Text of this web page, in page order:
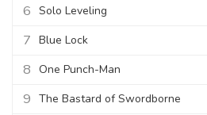
6 Solo Leveling
7 Blue Lock
8 One Punch-Man
9 The Bastard of Swordborne